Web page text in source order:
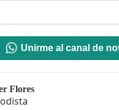
Unirme al canal de
Flores